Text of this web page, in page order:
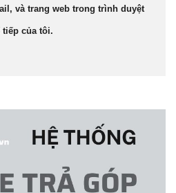
và trang web trong trình duyệt
của tôi.